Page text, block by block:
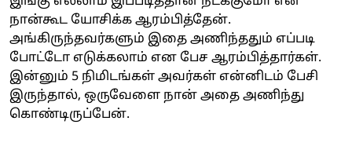
நான்கூட யோசிக்க ஆரம்பித்தேன்.
அங்கிருந்தவர்களும் இதை அணிந்ததும் எப்படி
போட்டோ எடுக்கலாம் என பேச ஆரம்பித்தார்கள்.
இன்னும் 5 நிமிடங்கள் அவர்கள் என்னிடம் பேசி
இருந்தால், ஒருவேளை நான் அதை அணிந்து
கொண்டிருப்பேன்.